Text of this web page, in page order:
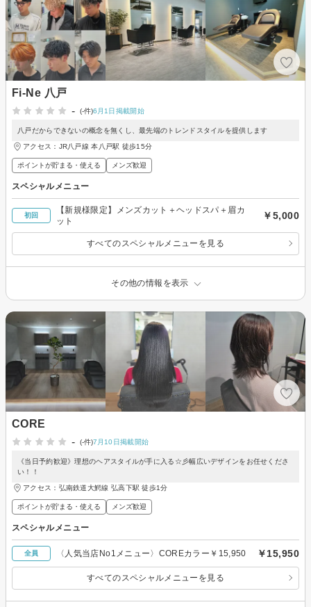
Fi-Ne 八戸
-
(-件)6月1日掲載開始
八戸だからできないの概念を無くし、最先端のトレンドスタイルを提供します
アクセス：JR八戸線 本八戸駅 徒歩15分
ポイントが貯まる・使える メンズ歓迎
スペシャルメニュー
初回
【新規様限定】メンズカット＋ヘッドスパ＋眉カ
ット
￥5,000
すべてのスペシャルメニューを見る
その他の情報を表示
CORE
-
(-件)7月10日掲載開始
《当日予約歓迎》理想のヘアスタイルが手に入る☆彡幅広いデザインをお任せくださ
い！！
アクセス：弘南鉄道大鰐線 弘高下駅 徒歩1分
ポイントが貯まる・使える メンズ歓迎
スペシャルメニュー
全員 〈人気当店No1メニュー〉COREカラー￥15,950 ￥15,950
すべてのスペシャルメニューを見る